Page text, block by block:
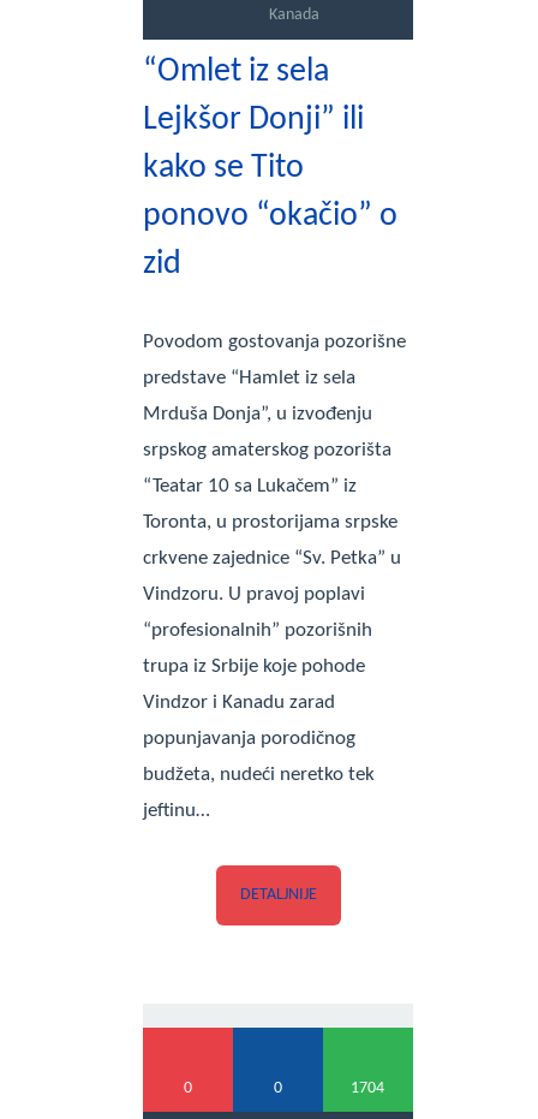
Kanada
“Omlet iz sela
Lejkšor Donji” ili
kako se Tito
ponovo “okačio” o
zid
Povodom gostovanja pozorišne
predstave “Hamlet iz sela
Mrduša Donja”, u izvođenju
srpskog amaterskog pozorišta
“Teatar 10 sa Lukačem” iz
Toronta, u prostorijama srpske
crkvene zajednice “Sv. Petka” u
Vindzoru. U pravoj poplavi
“profesionalnih” pozorišnih
trupa iz Srbije koje pohode
Vindzor i Kanadu zarad
popunjavanja porodičnog
budžeta, nudeći neretko tek
jeftinu…
DETALJNIJE
0 0 1704